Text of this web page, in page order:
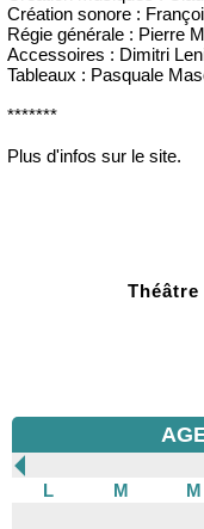
Création sonore :
Régie générale : Pierre
Accessoires : Dimitri
Tableaux : Pasquale
*******
Plus d'infos sur le site.
L
M M